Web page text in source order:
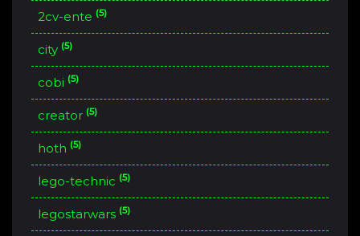
2cv-ente (5)
city (5)
cobi (5)
creator (5)
hoth (5)
lego-technic (5)
legostarwars (5)